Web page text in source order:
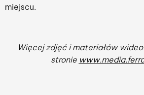
miejscu.
Więcej zdjęć i materiałów
stronie